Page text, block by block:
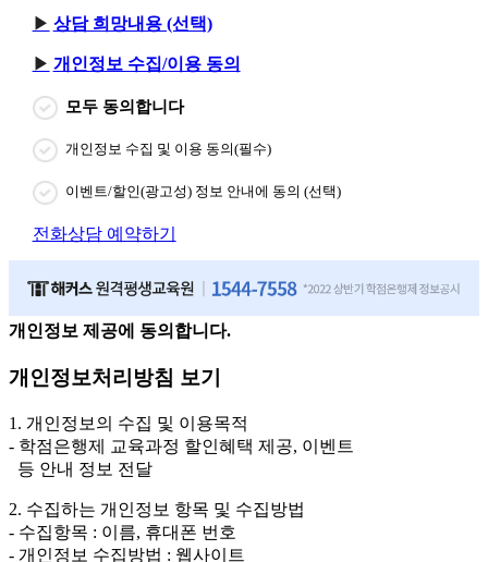
상담 희망내용 (선택)
개인정보 수집/이용 동의
모두 동의합니다
개인정보 수집 및 이용 동의(필수)
이벤트/할인(광고성) 정보 안내에 동의 (선택)
전화상담 예약하기
개인정보 제공에 동의합니다.
개인정보처리방침 보기
1. 개인정보의 수집 및 이용목적
- 학점은행제 교육과정 할인혜택 제공, 이벤트
등 안내 정보 전달
2. 수집하는 개인정보 항목 및 수집방법
- 수집항목 : 이름, 휴대폰 번호
- 개인정보 수집방법 : 웹사이트